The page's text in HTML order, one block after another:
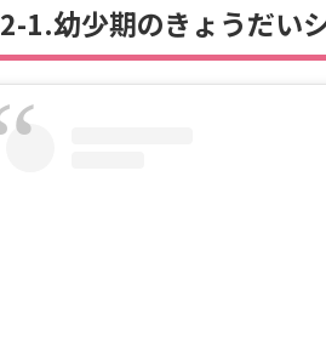
2-1.幼少期のきょうだい